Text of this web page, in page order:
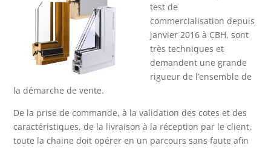
test de
commercialisation depuis
janvier 2016 à CBH, sont
très techniques et
demandent une grande
rigueur de l’ensemble de
la démarche de vente.
De la prise de commande, à la validation des cotes et des
caractéristiques, de la livraison à la réception par le client,
toute la chaine doit opérer en un parcours sans faute afin